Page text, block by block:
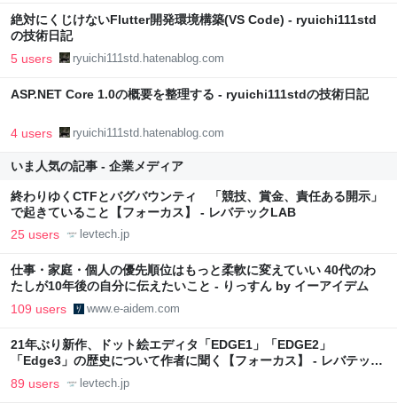
絶対にくじけないFlutter開発環境構築(VS Code) - ryuichi111std
の技術日記
5 users ryuichi111std.hatenablog.com
ASP.NET Core 1.0の概要を整理する - ryuichi111stdの技術日記
4 users ryuichi111std.hatenablog.com
いま人気の記事 - 企業メディア
終わりゆくCTFとバグバウンティ 「競技、賞金、責任ある開示」
で起きていること【フォーカス】 - レバテックLAB
25 users levtech.jp
仕事・家庭・個人の優先順位はもっと柔軟に変えていい 40代のわ
たしが10年後の自分に伝えたいこと - りっすん by イーアイデム
109 users www.e-aidem.com
21年ぶり新作、ドット絵エディタ「EDGE1」「EDGE2」
「Edge3」の歴史について作者に聞く【フォーカス】 - レバテック
LAB
89 users levtech.jp